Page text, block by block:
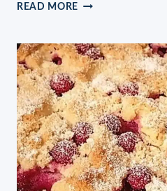
READ MORE APFEL
–
SALAT